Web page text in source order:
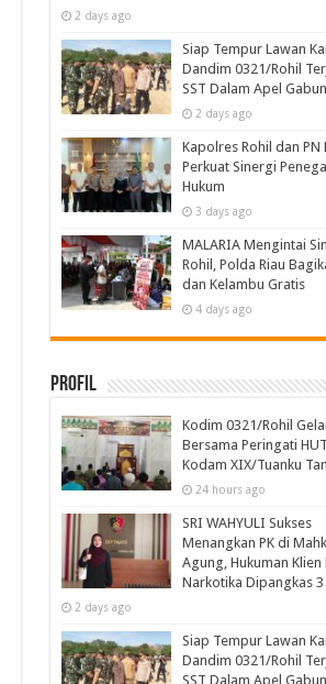
2 days ago
Siap Tempur Lawan
Dandim 0321/Rohil
SST Dalam Apel
2 days ago
Kapolres Rohil dan PN
Perkuat Sinergi
Hukum
3 days ago
MALARIA Mengintai
Rohil, Polda Riau
dan Kelambu Gratis
4 days ago
Profil
Kodim 0321/Rohil
Bersama Peringati
Kodam XIX/Tuanku
24 hours ago
SRI WAHYULI Sukses
Menangkan PK di
Agung, Hukuman Klien
Narkotika Dipangkas 3
2 days ago
Siap Tempur Lawan
Dandim 0321/Rohil
SST Dalam Apel